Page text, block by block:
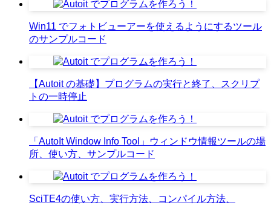
Win11 でフォトビューアーを使えるようにするツール
のサンプルコード
【Autoit の基礎】プログラムの実行と終了、スクリプ
トの一時停止
「AutoIt Window Info Tool」ウィンドウ情報ツールの場
所、使い方、サンプルコード
SciTE4の使い方、実行方法、コンパイル方法、